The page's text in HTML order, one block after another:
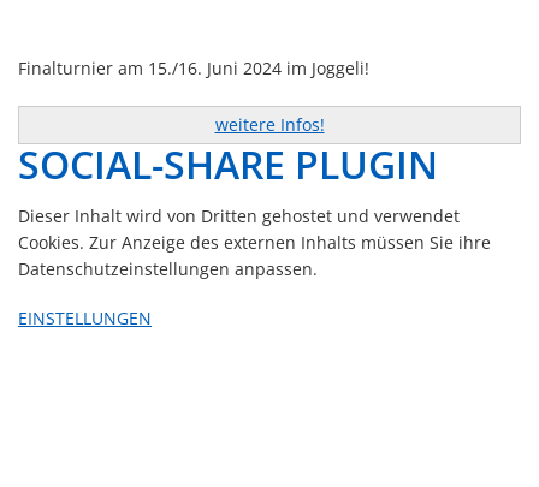
Finalturnier am 15./16. Juni 2024 im Joggeli!
weitere Infos!
SOCIAL-SHARE PLUGIN
Dieser Inhalt wird von Dritten gehostet und verwendet
Cookies. Zur Anzeige des externen Inhalts müssen Sie ihre
Datenschutzeinstellungen anpassen.
EINSTELLUNGEN